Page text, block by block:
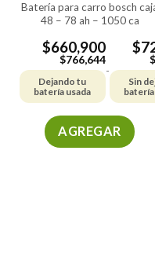
batería para carro bosch caja
48 – 78 ah – 1050 ca
$660,900
$766,644
Dejando tu
batería usada
-
$
$
Sin
AGREGAR